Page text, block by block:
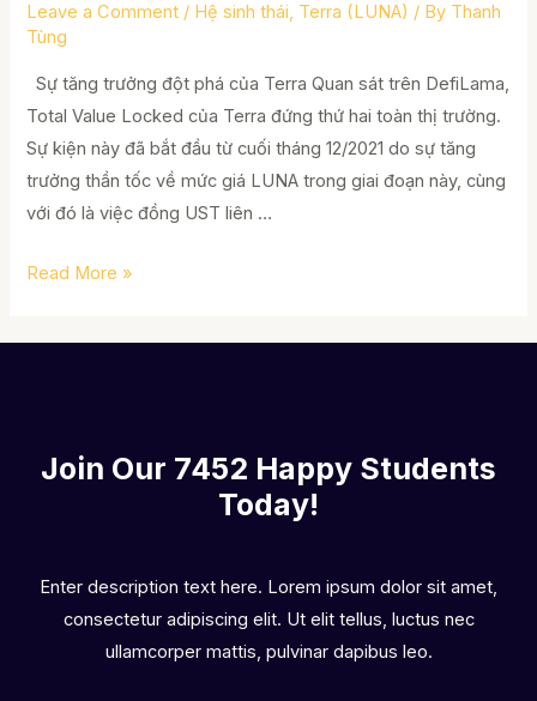
Leave a Comment / Hệ sinh thái, Terra (LUNA) / By Thanh
Tùng
Sự tăng trưởng đột phá của Terra Quan sát trên DefiLama,
Total Value Locked của Terra đứng thứ hai toàn thị trường.
Sự kiện này đã bắt đầu từ cuối tháng 12/2021 do sự tăng
trưởng thần tốc về mức giá LUNA trong giai đoạn này, cùng
với đó là việc đồng UST liên …
Terra
bong
Read More »
Join Our 7452 Happy Students​
Today!
Enter description text here. Lorem ipsum dolor sit amet,
consectetur adipiscing elit. Ut elit tellus, luctus nec
ullamcorper mattis, pulvinar dapibus leo.​